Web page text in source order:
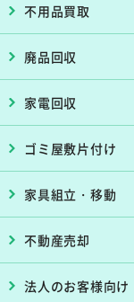
不用品買取
廃品回収
家電回収
ゴミ屋敷片付け
家具組立・移動
不動産売却
法人のお客様向け